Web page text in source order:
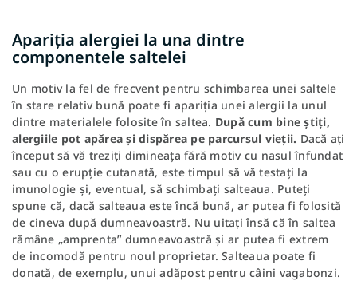
Apariția alergiei la una dintre
componentele saltelei
Un motiv la fel de frecvent pentru schimbarea unei saltele
în stare relativ bună poate fi apariția unei alergii la unul
dintre materialele folosite în saltea. După cum bine știți,
alergiile pot apărea și dispărea pe parcursul vieții. Dacă ați
început să vă treziți dimineața fără motiv cu nasul înfundat
sau cu o erupție cutanată, este timpul să vă testați la
imunologie și, eventual, să schimbați salteaua. Puteți
spune că, dacă salteaua este încă bună, ar putea fi folosită
de cineva după dumneavoastră. Nu uitați însă că în saltea
rămâne „amprenta” dumneavoastră și ar putea fi extrem
de incomodă pentru noul proprietar. Salteaua poate fi
donată, de exemplu, unui adăpost pentru câini vagabonzi.